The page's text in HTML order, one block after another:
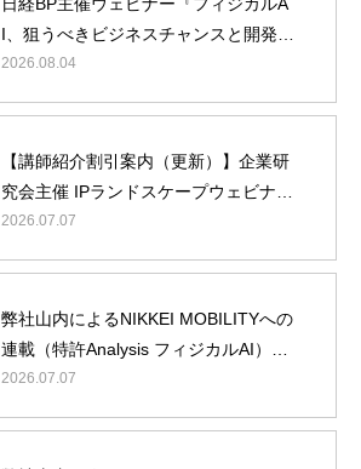
I、狙うべきビジネスチャンスと開発タ
ーゲット』に弊社山内が登壇
2026.08.04
【講師紹介割引案内（更新）】企業研
究会主催 IPランドスケープウェビナー
『フィジカルAI編』に弊社山内が登壇
2026.07.07
弊社山内によるNIKKEI MOBILITYへの
連載（特許Analysis フィジカルAI）第5
回/最終回
2026.07.07
理念・概要